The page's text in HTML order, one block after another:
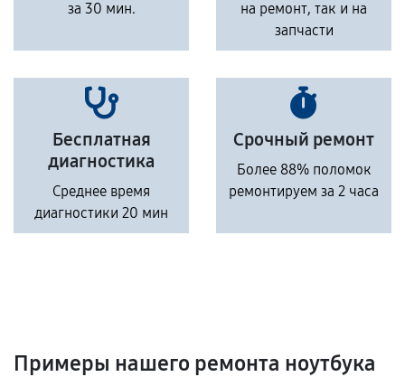
за 30 мин.
на ремонт, так и на
запчасти
Бесплатная
диагностика
Среднее время
диагностики 20 мин
Срочный ремонт
Более 88% поломок
ремонтируем за 2 часа
Примеры нашего ремонта ноутбука